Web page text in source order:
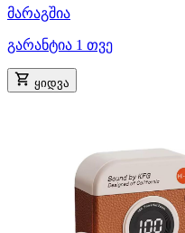
მარაგშია
გარანტია 1 თვე
ყიდვა